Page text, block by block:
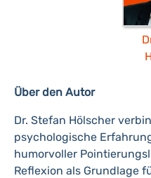
Über den Autor
Dr. Stefan Hölscher
psychologische
humorvoller
Reflexion als Grundlage